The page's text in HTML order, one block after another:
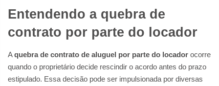
Entendendo a quebra de
contrato por parte do locador
Aquebra de contrato de aluguel por parte do locador ocorre
quando o proprietário decide rescindir o acordo antes do prazo
estipulado. Essa decisão pode ser impulsionada por diversas